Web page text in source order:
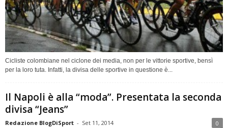
Cicliste colombiane nel ciclone dei media, non per le vittorie sportive, bensì
per la loro tuta. Infatti, la divisa delle sportive in questione è...
Il Napoli è alla “moda”. Presentata la seconda
divisa “Jeans”
Redazione BlogDiSport - Set 11, 2014 0